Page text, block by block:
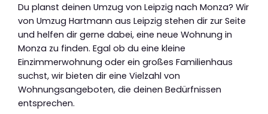
Du planst deinen Umzug von Leipzig nach Monza? Wir
von Umzug Hartmann aus Leipzig stehen dir zur Seite
und helfen dir gerne dabei, eine neue Wohnung in
Monza zu finden. Egal ob du eine kleine
Einzimmerwohnung oder ein großes Familienhaus
suchst, wir bieten dir eine Vielzahl von
Wohnungsangeboten, die deinen Bedürfnissen
entsprechen.